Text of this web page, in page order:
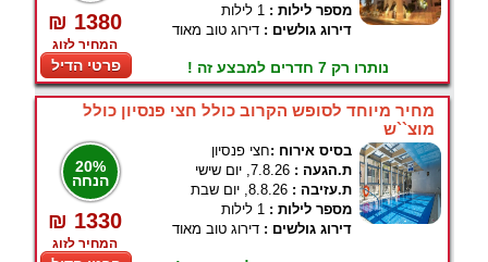
₪ 1380
המחיר לזוג
פרטי הדיל
מספר לילות : 1 לילות
דירוג גולשים : דירוג טוב מאוד
נותרו רק 7 חדרים למבצע זה !
מחיר מיוחד לסופש הקרוב כולל חצי פנסיון כולל
מוצ``ש
20%
הנחה
₪ 1330
המחיר לזוג
בסיס אירוח :חצי פנסיון
ת.הגעה : 7.8.26, יום שישי
ת.עזיבה : 8.8.26, יום שבת
מספר לילות : 1 לילות
דירוג גולשים : דירוג טוב מאוד